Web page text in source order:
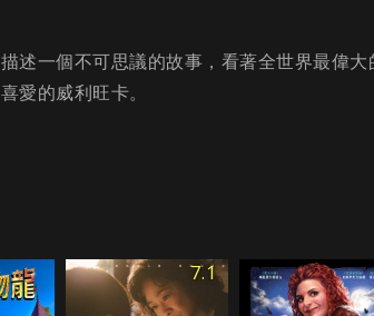
描述一個不可思議的故事，看著全世界最偉
喜愛的威利旺卡。
7.1